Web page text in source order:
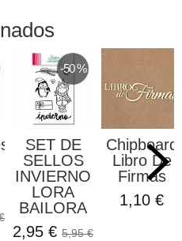
-50 %
SET DE
SELLOS
INVIERNO
LORA
BAILORA
2,95 € 5,95 €
Chipboard
Libro De
Firmas
1,10 €